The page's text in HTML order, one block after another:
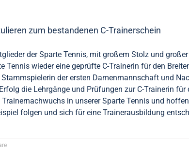
zum bestandenen C-Trainerschein
der Sparte Tennis, mit großem Stolz und
Tennis wieder eine geprüfte C-Trainerin für den
der ersten Damenmannschaft und
die Lehrgänge und Prüfungen zur C-Trainerin
Trainernachwuchs in unserer Sparte Tennis und
folgen und sich für eine Trainerausbildung